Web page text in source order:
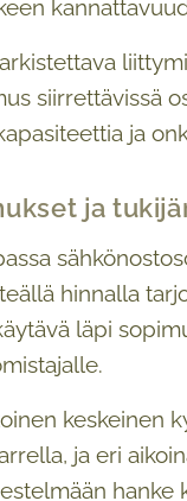
siirrettävissä
ja
ja
hinnalla
läpi
keskeinen
ja eri
hanke